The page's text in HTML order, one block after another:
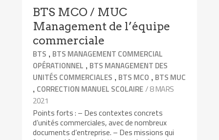
BTS MCO / MUC
Management de l’équipe
commerciale
BTS , BTS MANAGEMENT COMMERCIAL
OPÉRATIONNEL , BTS MANAGEMENT DES
UNITÉS COMMERCIALES , BTS MCO , BTS MUC
, CORRECTION MANUEL SCOLAIRE/ 8 MARS
2021
Points forts : – Des contextes concrets
d’unités commerciales, avec de nombreux
documents d’entreprise. – Des missions qui